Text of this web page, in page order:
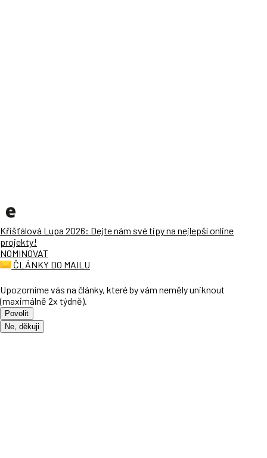
Křišťálová Lupa 2026: Dejte nám své tipy na nejlepší online
projekty!
NOMINOVAT
ČLÁNKY DO MAILU
Upozorníme vás na články, které by vám neměly uniknout
(maximálně 2x týdně).
Povolit
Ne, děkuji